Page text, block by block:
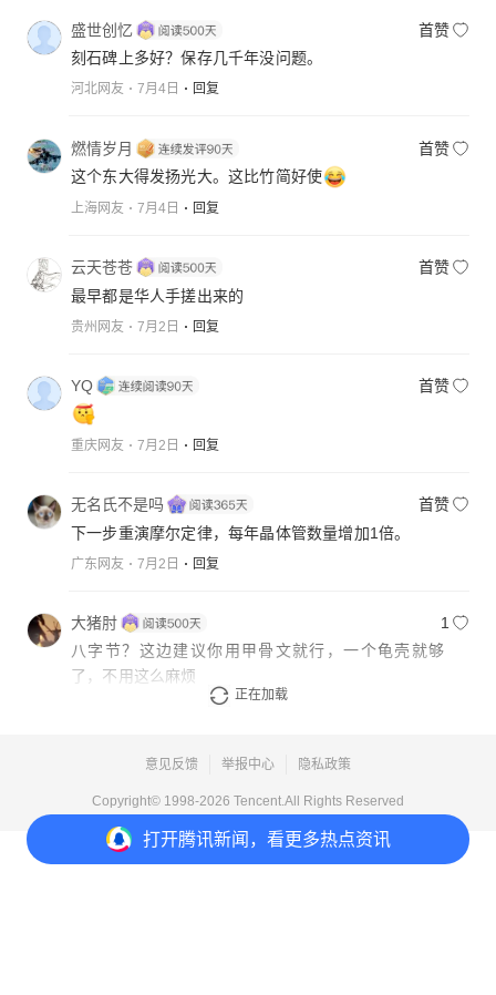
打开腾讯新闻，看更多热点资讯
盛世创忆
首赞
刻石碑上多好？保存几千年没问题。
河北网友 7月4日 回复
燃情岁月
首赞
这个东大得发扬光大。这比竹简好使
上海网友 7月4日 回复
云天苍苍
首赞
最早都是华人手搓出来的
贵州网友 7月2日 回复
YQ 首赞
重庆网友 7月2日 回复
无名氏不是吗
首赞
下一步重演摩尔定律，每年晶体管数量增加1倍。
广东网友 7月2日 回复
大猪肘
1
八字节？这边建议你用甲骨文就行，一个龟壳就够
了，不用这么麻烦
回复
正在加载
意见反馈 举报中心 隐私政策
Copyright© 1998-2026 Tencent.All Rights Reserved